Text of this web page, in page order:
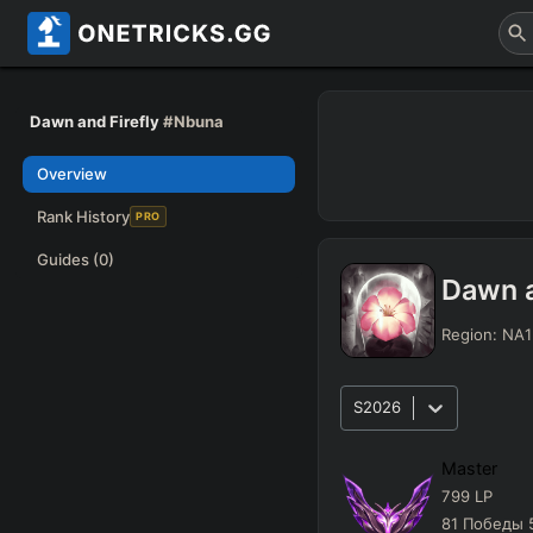
Dawn and Firefly #Nbuna
Overview
Rank History PRO
Guides (0)
Dawn
Region: NA1
S2026
Master
799 LP
81 Победы